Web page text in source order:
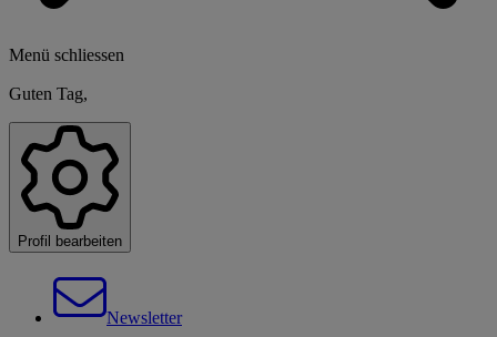
Menü schliessen
Guten Tag,
Profil bearbeiten
Newsletter